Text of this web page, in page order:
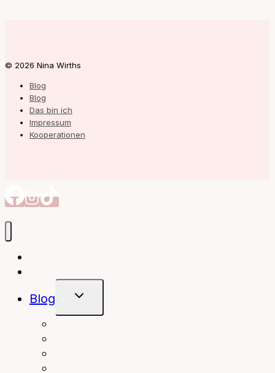
© 2026 Nina Wirths
Blog
Blog
Das bin ich
Impressum
Kooperationen
Blog
Untermenü